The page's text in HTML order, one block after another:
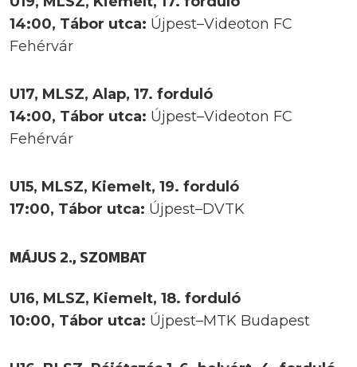
14:00, Tábor utca: Újpest–Videoton FC
Fehérvár
U17, MLSZ, Alap, 17. forduló
14:00, Tábor utca: Újpest–Videoton FC
Fehérvár
U15, MLSZ, Kiemelt, 19. forduló
17:00, Tábor utca: Újpest–DVTK
MÁJUS 2., SZOMBAT
U16, MLSZ, Kiemelt, 18. forduló
10:00, Tábor utca: Újpest–MTK Budapest